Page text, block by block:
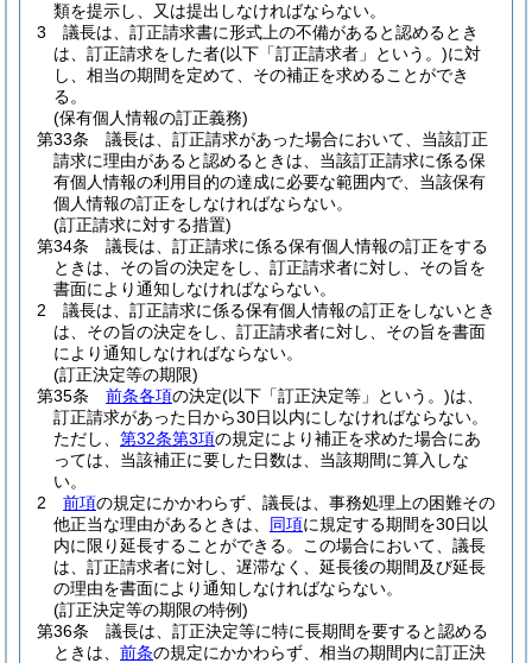
類を提示し、又は提出しなければならない。
3
議長は、訂正請求書に形式上の不備があると認めるとき
は、訂正請求をした者(以下「訂正請求者」という。)に対
し、相当の期間を定めて、その補正を求めることができ
る。
(保有個人情報の訂正義務)
第33条
議長は、訂正請求があった場合において、当該訂正
請求に理由があると認めるときは、当該訂正請求に係る保
有個人情報の利用目的の達成に必要な範囲内で、当該保有
個人情報の訂正をしなければならない。
(訂正請求に対する措置)
第34条
議長は、訂正請求に係る保有個人情報の訂正をする
ときは、その旨の決定をし、訂正請求者に対し、その旨を
書面により通知しなければならない。
2
議長は、訂正請求に係る保有個人情報の訂正をしないとき
は、その旨の決定をし、訂正請求者に対し、その旨を書面
により通知しなければならない。
(訂正決定等の期限)
第35条
前条各項の決定(以下「訂正決定等」という。)は、
訂正請求があった日から30日以内にしなければならない。
ただし、 第32条第3項の規定により補正を求めた場合にあ
っては、当該補正に要した日数は、当該期間に算入しな
い。
2
前項の規定にかかわらず、議長は、事務処理上の困難その
他正当な理由があるときは、 同項に規定する期間を30日以
内に限り延長することができる。
この場合において、議長
は、訂正請求者に対し、遅滞なく、延長後の期間及び延長
の理由を書面により通知しなければならない。
(訂正決定等の期限の特例)
第36条
議長は、訂正決定等に特に長期間を要すると認める
ときは、 前条の規定にかかわらず、相当の期間内に訂正決